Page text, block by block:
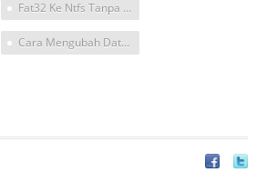
Fat32 Ke Ntfs Tanpa Format Saat Instal Windows
Cara Mengubah Data Menjadi Fat 32 Pc